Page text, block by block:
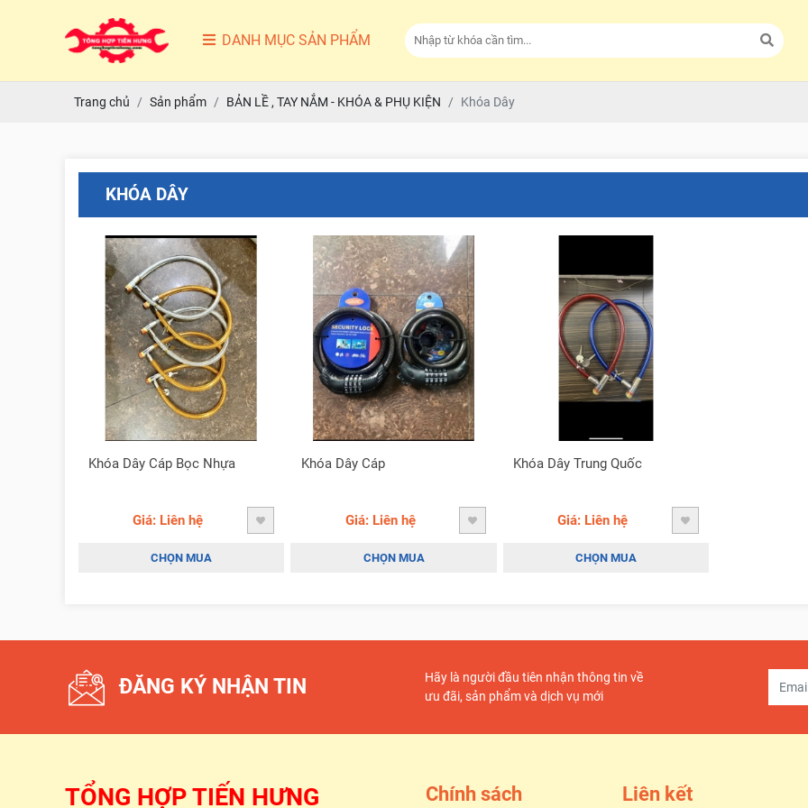
DANH MỤC SẢN PHẨM
Trang chủ Sản phẩm BẢN LỀ , TAY NẮM - KHÓA & PHỤ KIỆN Khóa Dây
KHÓA DÂY
Khóa Dây Cáp Bọc Nhựa
Giá: Liên hệ
CHỌN MUA
Khóa Dây Cáp
Giá: Liên hệ
CHỌN MUA
Khóa Dây Trung Quốc
Giá: Liên hệ
CHỌN MUA
ĐĂNG KÝ NHẬN TIN
Hãy là người đầu tiên nhận thông tin về
ưu đãi, sản phẩm và dịch vụ mới
TỔNG HỢP TIẾN HƯNG Chính sách Liên kết